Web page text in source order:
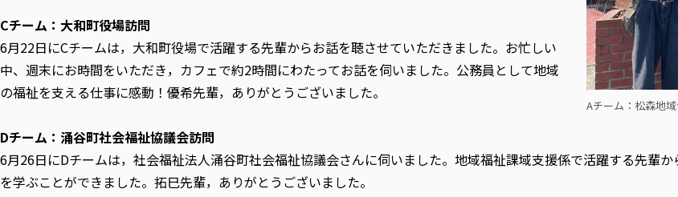
Aチーム：松森地
Cチーム：大和町役場訪問
6月22日にCチームは，大和町役場で活躍する先輩からお話を聴させていただきました。お忙しい
中、週末にお時間をいただき，カフェで約2時間にわたってお話を伺いました。公務員として地域
の福祉を支える仕事に感動！優希先輩，ありがとうございました。
Dチーム：涌谷町社会福祉協議会訪問
6月26日にDチームは，社会福祉法人涌谷町社会福祉協議会さんに伺いました。地域福祉課域支援係で活躍する先輩
を学ぶことができました。拓巳先輩，ありがとうございました。